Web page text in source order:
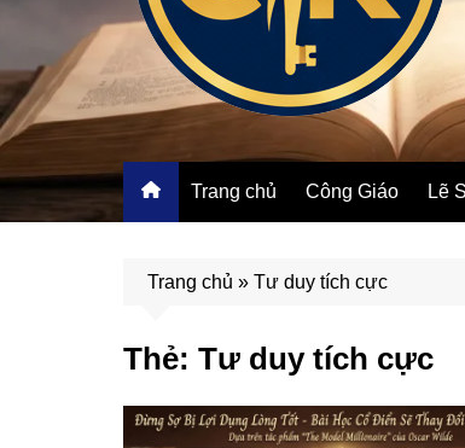
Trang chủ Công Giáo Lẽ
Trang chủ » Tư duy tích cực
Thẻ: Tư duy tích cực